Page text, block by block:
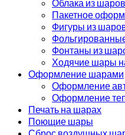
Облака из
Пакетное
Фигуры из
Фонтаны из
Ходячие шары
Оформление шарами
Оформление
Оформление
Печать на шарах
Поющие шары
Сброс воздушных